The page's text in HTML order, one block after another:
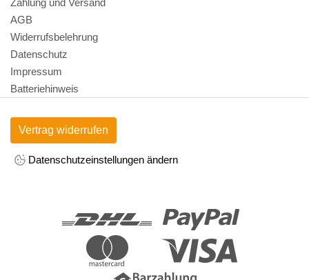
AGB
Widerrufsbelehrung
Datenschutz
Impressum
Batteriehinweis
Vertrag widerrufen
Datenschutzeinstellungen ändern